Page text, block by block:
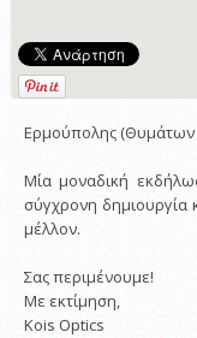
Ερμούπολης (Θυμάτων
Μία μοναδική
σύγχρονη δημιουργία
μέλλον.
Σας περιμένουμε!
Με εκτίμηση,
Kois Optics